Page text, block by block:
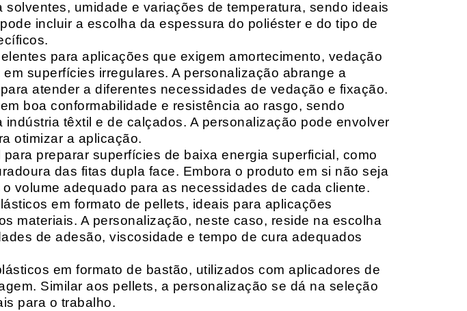
solventes, umidade e variações de temperatura, sendo ideais
incluir a escolha da espessura do poliéster e do tipo de
para aplicações que exigem amortecimento, vedação
superfícies irregulares. A personalização abrange a
atender a diferentes necessidades de vedação e fixação.
boa conformabilidade e resistência ao rasgo, sendo
têxtil e de calçados. A personalização pode envolver
otimizar a aplicação.
para preparar superfícies de baixa energia superficial, como
das fitas dupla face. Embora o produto em si não seja
volume adequado para as necessidades de cada cliente.
em formato de pellets, ideais para aplicações
materiais. A personalização, neste caso, reside na escolha
de adesão, viscosidade e tempo de cura adequados
em formato de bastão, utilizados com aplicadores de
Similar aos pellets, a personalização se dá na seleção
para o trabalho.